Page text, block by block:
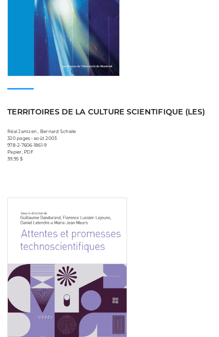
TERRITOIRES DE LA CULTURE SCIENTIFIQUE (LES)
Réal Jantzen , Bernard Schiele
320 pages • août 2003
978-2-7606-1861-9
Papier, PDF
39,95 $